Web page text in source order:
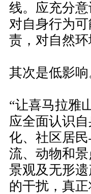
线。应充分
对自身行为
责，对自然
其次是低影响
“让喜马拉雅
应全面认识
化、社区居
流、动物和
景观及无形
的干扰，真